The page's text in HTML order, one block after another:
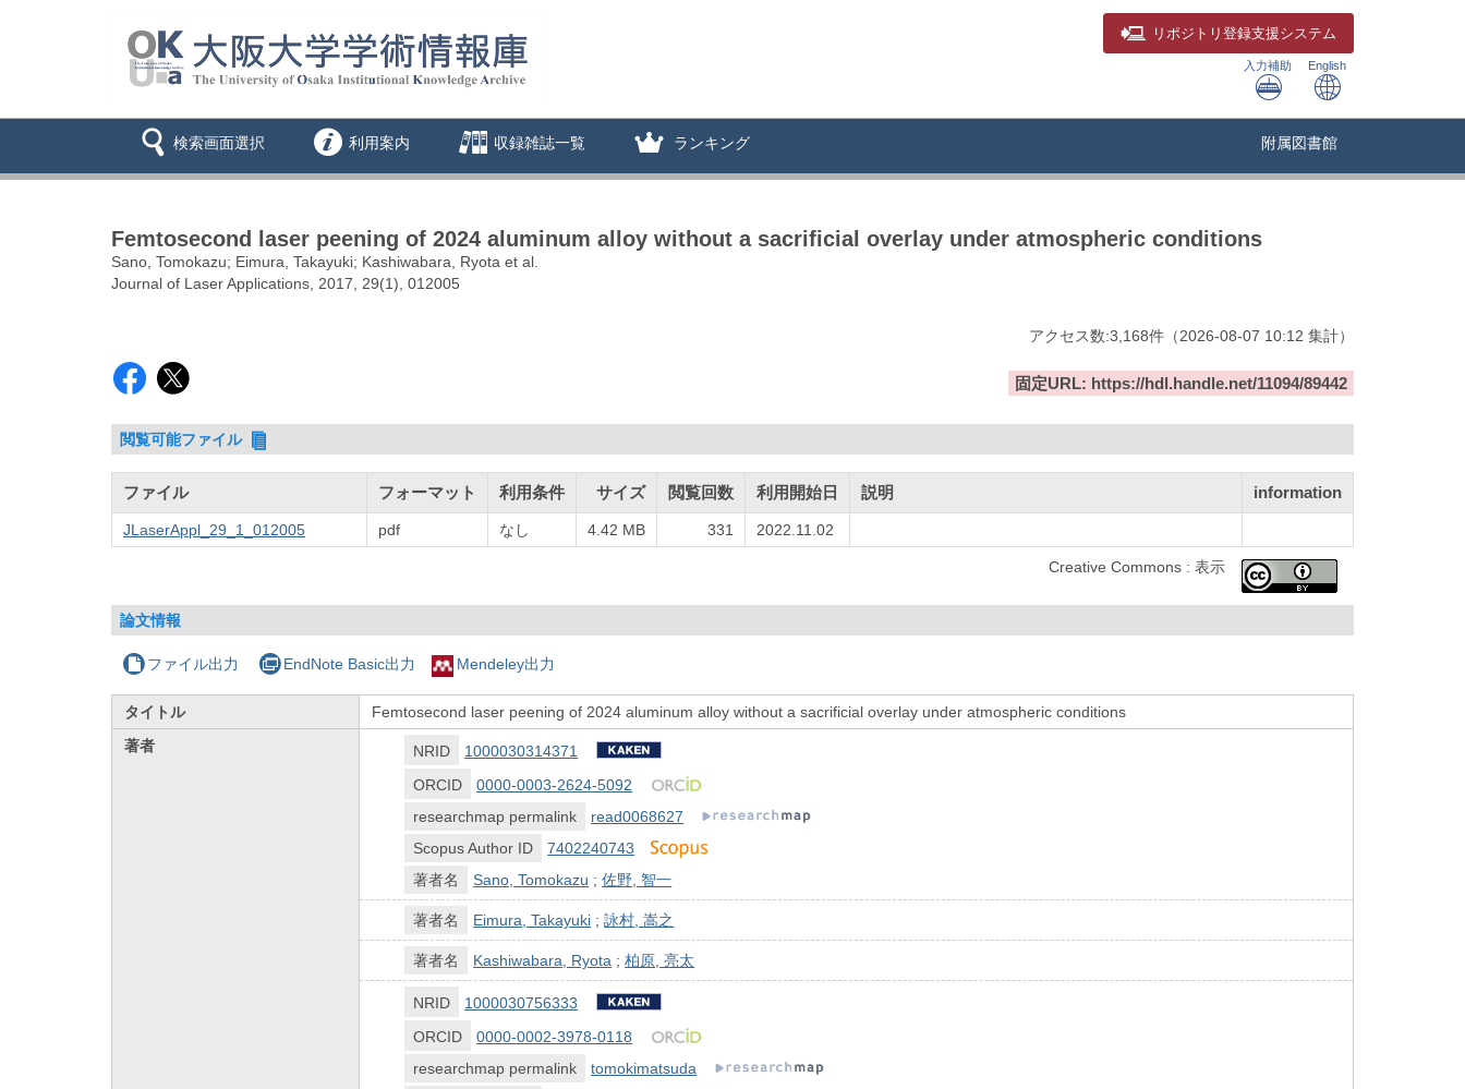
リポジトリ 登録支援システム
入力補助 English
検索画面選択 利用案内 収録雑誌一覧 ランキング 附属図書館
Femtosecond laser peening of 2024 aluminum alloy without a sacrificial overlay under atmospheric conditions
Sano, Tomokazu; Eimura, Takayuki; Kashiwabara, Ryota et al.
Journal of Laser Applications, 2017, 29(1), 012005
アクセス数:3,168件 （2026-08-07 10:12 集計）
固定URL: https://hdl.handle.net/11094/89442
閲覧可能ファイル
ファイル フォーマット 利用条件 サイズ 閲覧回数 利用開始日 説明 information
JLaserAppl_29_1_012005 pdf なし 4.42 MB 331 2022.11.02
Creative Commons : 表示
論文情報
ファイル出力 EndNote Basic出力 Mendeley出力
タイトル
Femtosecond laser peening of 2024 aluminum alloy without a sacrificial overlay under atmospheric conditions
著者
NRID
1000030314371
ORCID
0000-0003-2624-5092
researchmap permalink
read0068627
Scopus Author ID
7402240743
著者名
Sano, Tomokazu ;佐野, 智一
著者名 Eimura, Takayuki ;詠村, 嵩之
著者名 Kashiwabara, Ryota ;柏原, 亮太
NRID
1000030756333
ORCID
0000-0002-3978-0118
researchmap permalink
tomokimatsuda